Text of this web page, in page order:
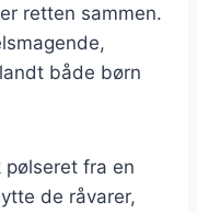
retten sammen.
både børn
pølseret fra en
de råvarer,